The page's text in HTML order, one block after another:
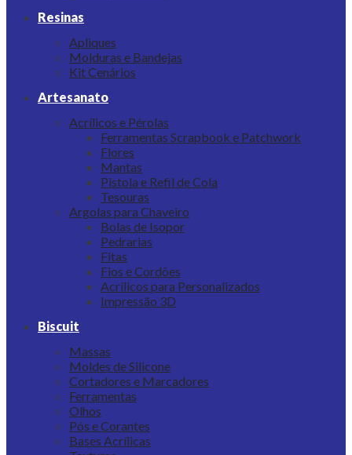
Resinas
Apliques
Molduras e Bandejas
Kit Cenários
Artesanato
Acrílicos e Pérolas
Ferramentas Scrapbook e Patchwork
Flores
Mantas
Pistola e Refil de Cola
Tesouras
Argolas para Chaveiro
Bolas de Isopor
Pedrarias
Fitas
Fios e Cordões
Acrílicos para Personalizados
Impressão 3D
Biscuit
Massas
Moldes de Silicone
Cortadores e Marcadores
Ferramentas
Olhos
Pós e Corantes
Bases Acrílicas